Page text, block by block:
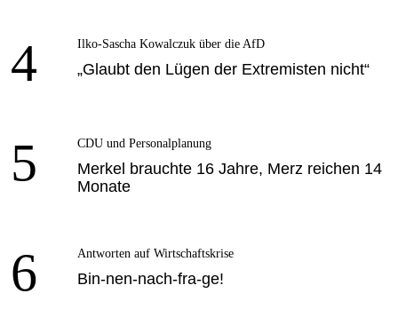
4 Ilko-Sascha Kowalczuk über die AfD
„Glaubt den Lügen der Extremisten nicht“
5 CDU und Personalplanung
Merkel brauchte 16 Jahre, Merz reichen 14
Monate
6 Antworten auf Wirtschaftskrise
Bin-nen-nach-fra-ge!